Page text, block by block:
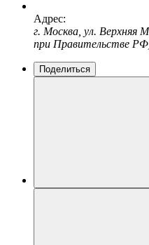
Адрес:
г. Москва, ул. Верхняя
при Правительстве
Поделиться